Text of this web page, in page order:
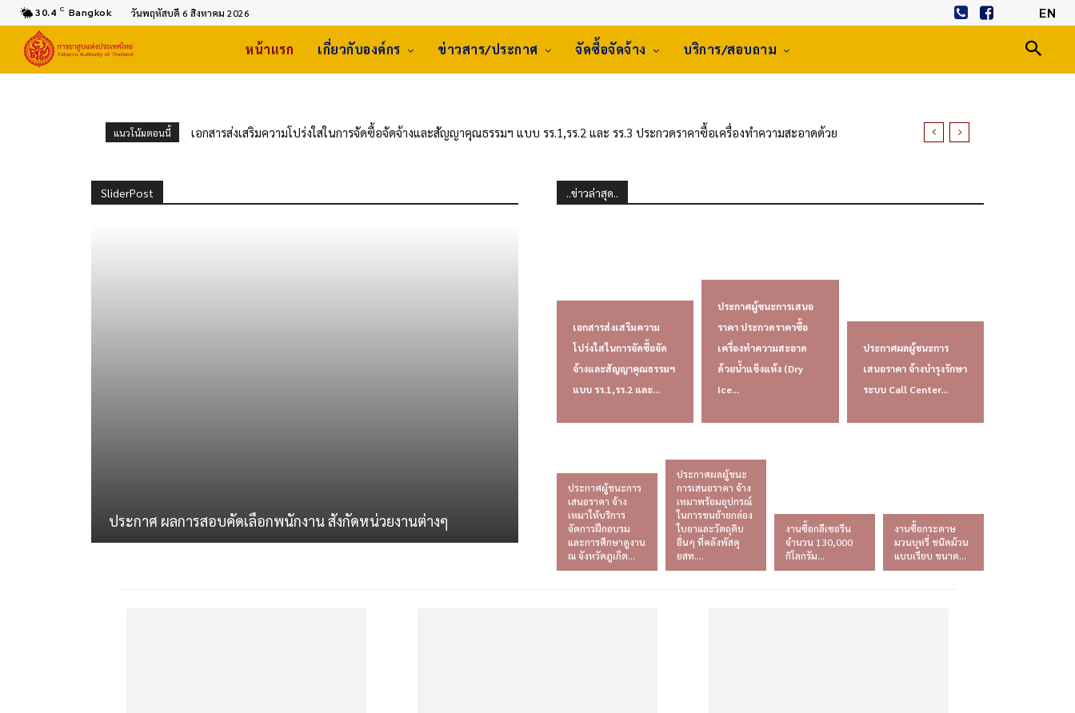
30.4 C Bangkok วันพฤหัสบดี 6 สิงหาคม 2026 EN
หน้าแรก เกี่ยวกับองค์กร ข่าวสาร/ประกาศ จัดซื้อจัดจ้าง บริการ/สอบถาม
แนวโน้มตอนนี้
เอกสารส่งเสริมความโปร่งใสในการจัดซื้อจัดจ้างและสัญญาคุณธรรมฯ แบบ รร.1,รร.2 และ รร.3 ประกวดราคาซื้อเครื่องทำความสะอาดด้วย
SliderPost
ประกาศ ผลการสอบคัดเลือกพนักงาน สังกัดหน่วยงานต่างๆ
..ข่าวล่าสุด..
เอกสารส่งเสริมความ
โปร่งใสในการจัดซื้อจัด
จ้างและสัญญาคุณธรรมฯ
แบบ รร.1,รร.2 และ...
ประกาศผู้ชนะการเสนอ
ราคา ประกวดราคาซื้อ
เครื่องทำความสะอาด
ด้วยน้ำแข็งแห้ง (Dry
Ice...
ประกาศผลผู้ชนะการ
เสนอราคา จ้างบำรุงรักษา
ระบบ Call Center...
ประกาศผู้ชนะการ
เสนอราคา จ้าง
เหมาให้บริการ
จัดการฝึกอบรม
และการศึกษาดูงาน
ณ จังหวัดภูเก็ต...
ประกาศผลผู้ชนะ
การเสนอราคา จ้าง
เหมาพร้อมอุปกรณ์
ในการขนย้ายกล่อง
ใบยาและวัตถุดิบ
อื่นๆ ที่คลังพัสดุ
ยสท....
งานซื้อกลีเซอรีน
จำนวน 130,000
กิโลกรัม...
งานซื้อกระดาษ
มวนบุหรี่ ชนิดม้วน
แบบเรียบ ขนาด...